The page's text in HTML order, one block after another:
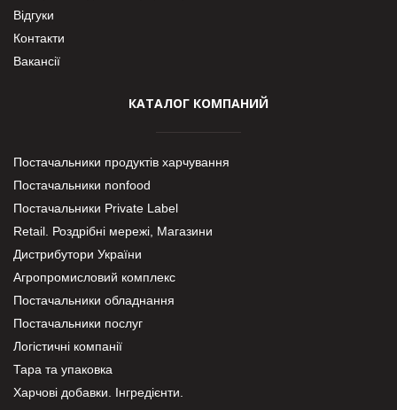
Відгуки
Контакти
Вакансії
КАТАЛОГ КОМПАНИЙ
Постачальники продуктів харчування
Постачальники nonfood
Постачальники Private Label
Retail. Роздрібні мережі, Магазини
Дистрибутори України
Агропромисловий комплекс
Постачальники обладнання
Постачальники послуг
Логістичні компанії
Тара та упаковка
Харчові добавки. Інгредієнти.